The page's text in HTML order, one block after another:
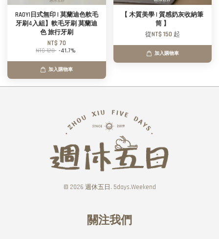
RAOYI日式無印 | 莫蘭迪色軟毛
牙刷4入組】軟毛牙刷 莫蘭迪
色 旅行牙刷
NT$ 70
NT$ 120 -41.7%
加入購物車
【 木質美學 | 質感奶灰收納筆
筒 】
從NT$ 150 起
加入購物車
© 2026 週休五日. 5days.Weekend
關注我們